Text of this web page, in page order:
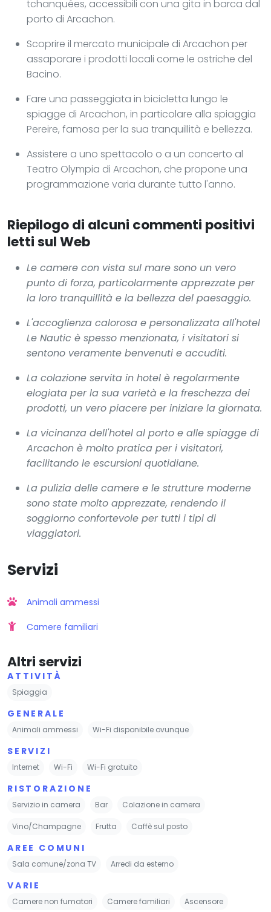
tchanquées, accessibili con una gita in barca dal
porto di Arcachon.
Scoprire il mercato municipale di Arcachon per
assaporare i prodotti locali come le ostriche del
Bacino.
Fare una passeggiata in bicicletta lungo le
spiagge di Arcachon, in particolare alla spiaggia
Pereire, famosa per la sua tranquillità e bellezza.
Assistere a uno spettacolo o a un concerto al
Teatro Olympia di Arcachon, che propone una
programmazione varia durante tutto l'anno.
Riepilogo di alcuni commenti positivi
letti sul Web
Le camere con vista sul mare sono un vero
punto di forza, particolarmente apprezzate per
la loro tranquillità e la bellezza del paesaggio.
L'accoglienza calorosa e personalizzata all'hotel
Le Nautic è spesso menzionata, i visitatori si
sentono veramente benvenuti e accuditi.
La colazione servita in hotel è regolarmente
elogiata per la sua varietà e la freschezza dei
prodotti, un vero piacere per iniziare la giornata.
La vicinanza dell'hotel al porto e alle spiagge di
Arcachon è molto pratica per i visitatori,
facilitando le escursioni quotidiane.
La pulizia delle camere e le strutture moderne
sono state molto apprezzate, rendendo il
soggiorno confortevole per tutti i tipi di
viaggiatori.
Servizi
Animali ammessi
Camere familiari
Altri servizi
ATTIVITÀ
Spiaggia
GENERALE
Animali ammessi Wi-Fi disponibile ovunque
SERVIZI
Internet Wi-Fi Wi-Fi gratuito
RISTORAZIONE
Servizio in camera Bar Colazione in camera
Vino/Champagne Frutta Caffè sul posto
AREE COMUNI
Sala comune/zona TV Arredi da esterno
VARIE
Camere non fumatori Camere familiari Ascensore